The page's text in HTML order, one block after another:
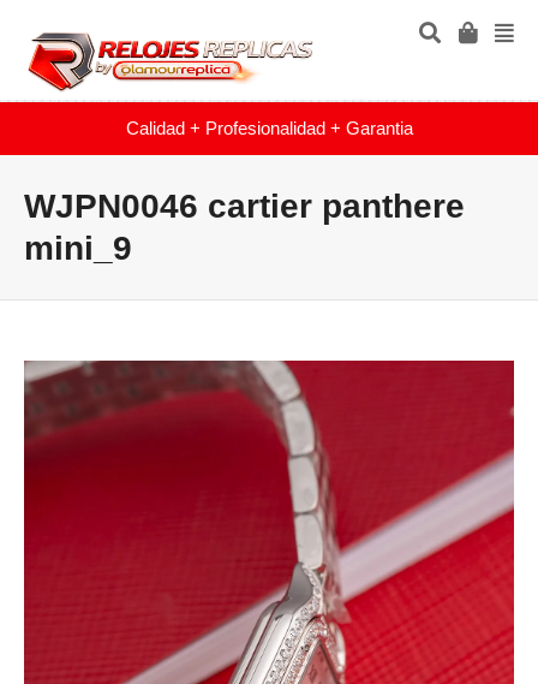
Calidad + Profesionalidad + Garantia
WJPN0046 cartier panthere
mini_9